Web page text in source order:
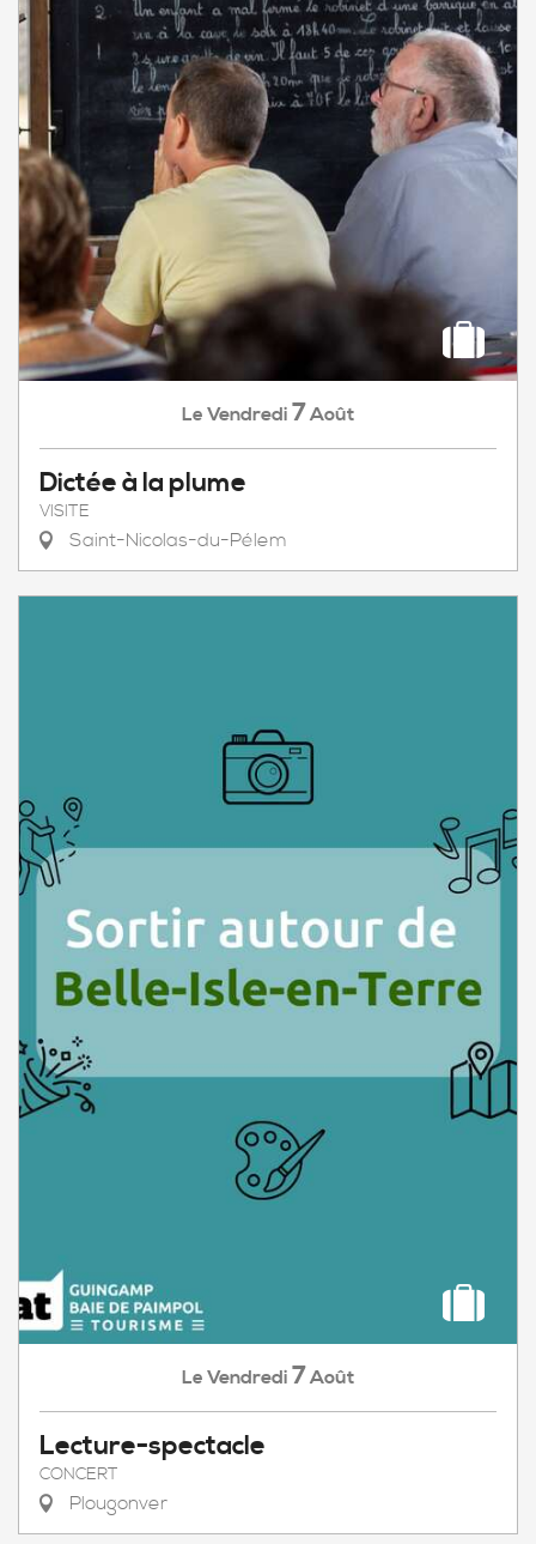
Le Vendredi 7Août
Dictée à la plume
VISITE
Saint-Nicolas-du-Pélem
Le Vendredi 7Août
Lecture-spectacle
CONCERT
Plougonver